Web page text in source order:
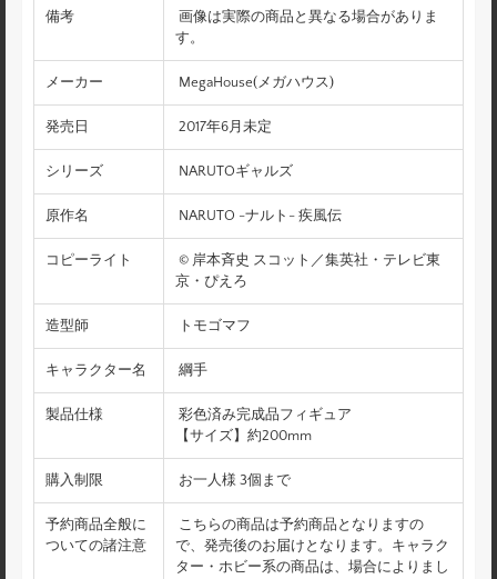
備考
画像は実際の商品と異なる場合がありま
す。
メーカー MegaHouse(メガハウス)
発売日 2017年6月未定
シリーズ NARUTOギャルズ
原作名 NARUTO -ナルト- 疾風伝
コピーライト
© 岸本斉史 スコット／集英社・テレビ東
京・ぴえろ
造型師 トモゴマフ
キャラクター名 綱手
製品仕様
彩色済み完成品フィギュア
【サイズ】約200mm
購入制限 お一人様 3個まで
予約商品全般に
ついての諸注意
こちらの商品は予約商品となりますの
で、発売後のお届けとなります。キャラク
ター・ホビー系の商品は、場合によりまし